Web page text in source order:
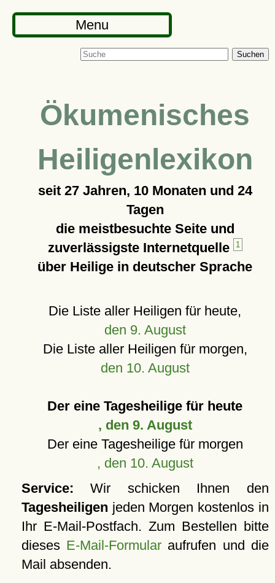
Menu
Suchen
Ökumenisches
Heiligenlexikon
seit 27 Jahren, 10 Monaten und 24
Tagen
die meistbesuchte Seite und
zuverlässigste Internetquelle
1
über Heilige in deutscher Sprache
Die Liste aller Heiligen für heute,
den 9. August
Die Liste aller Heiligen für morgen,
den 10. August
Der eine Tagesheilige für heute
, den 9. August
Der eine Tagesheilige für morgen
, den 10. August
Service: Wir schicken Ihnen den
Tagesheiligen jeden Morgen kostenlos in
Ihr E-Mail-Postfach. Zum Bestellen bitte
dieses E-Mail-Formular aufrufen und die
Mail absenden.